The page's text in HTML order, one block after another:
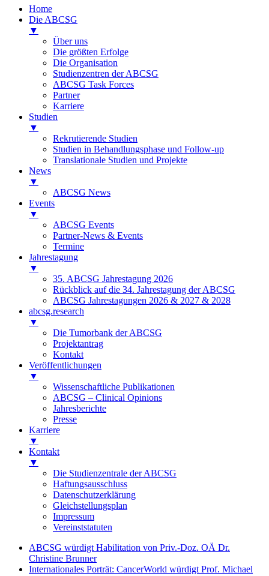
Home
Die ABCSG
▼
Über uns
Die größten Erfolge
Die Organisation
Studienzentren der ABCSG
ABCSG Task Forces
Partner
Karriere
Studien
▼
Rekrutierende Studien
Studien in Behandlungsphase und Follow-up
Translationale Studien und Projekte
News
▼
ABCSG News
Events
▼
ABCSG Events
Partner-News & Events
Termine
Jahrestagung
▼
35. ABCSG Jahrestagung 2026
Rückblick auf die 34. Jahrestagung der ABCSG
ABCSG Jahrestagungen 2026 & 2027 & 2028
abcsg.research
▼
Die Tumorbank der ABCSG
Projektantrag
Kontakt
Veröffentlichungen
▼
Wissenschaftliche Publikationen
ABCSG – Clinical Opinions
Jahresberichte
Presse
Karriere
▼
Kontakt
▼
Die Studienzentrale der ABCSG
Haftungsausschluss
Datenschutzerklärung
Gleichstellungsplan
Impressum
Vereinststatuten
ABCSG würdigt Habilitation von Priv.-Doz. OÄ Dr.
Christine Brunner
Internationales Porträt: CancerWorld würdigt Prof. Michael